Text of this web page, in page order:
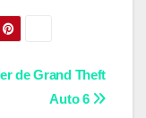
de Grand Theft
Auto 6